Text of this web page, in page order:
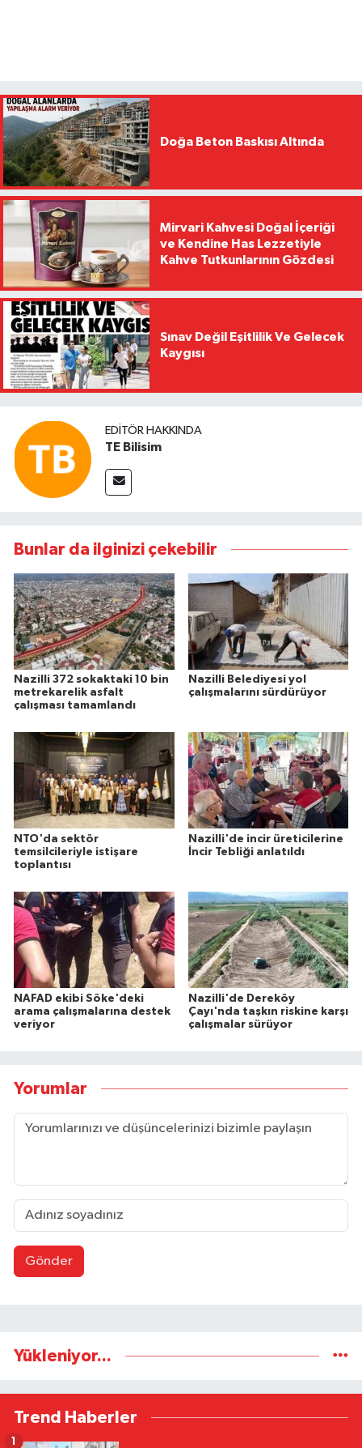
Doğa Beton Baskısı Altında
Mirvari Kahvesi Doğal İçeriği
ve Kendine Has Lezzetiyle
Kahve Tutkunlarının Gözdesi
Sınav Değil Eşitlilik Ve Gelecek
Kaygısı
EDITÖR HAKKINDA
TE Bilisim
Bunlar da ilginizi çekebilir
Nazilli 372 sokaktaki 10 bin
metrekarelik asfalt
çalışması tamamlandı
Nazilli Belediyesi yol
çalışmalarını sürdürüyor
NTO'da sektör
temsilcileriyle istişare
toplantısı
Nazilli'de incir üreticilerine
İncir Tebliği anlatıldı
NAFAD ekibi Söke'deki
arama çalışmalarına destek
veriyor
Nazilli'de Dereköy
Çayı'nda taşkın riskine karşı
çalışmalar sürüyor
Yorumlar
Gönder
Yükleniyor...
Trend Haberler
1